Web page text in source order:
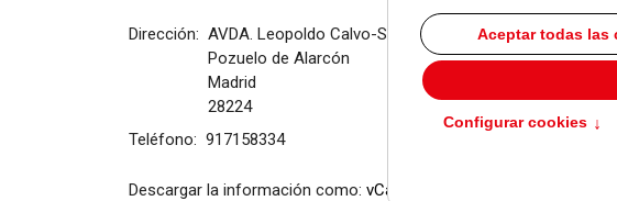
Dirección: AVDA. Leopoldo Calvo-Sotelo Bustelo 3
Pozuelo de Alarcón
Madrid
28224
Teléfono: 917158334
Descargar la información como: vCard